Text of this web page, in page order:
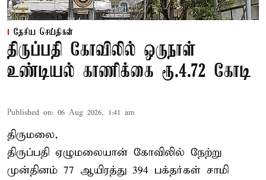
தேசிய செய்திகள்
திருப்பதி கோவிலில் ஒருநாள்
உண்டியல் காணிக்கை ரூ.4.72 கோடி
Published on: 06 Aug 2026, 1:41 am
திருமலை,
திருப்பதி ஏழுமலையான் கோவிலில் நேற்று
முன்தினம் 77 ஆயிரத்து 394 பக்தர்கள் சாமி